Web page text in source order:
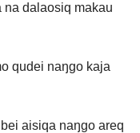
na dalaosiq makau
qudei naŋgo kaja
aisiqa naŋgo areq